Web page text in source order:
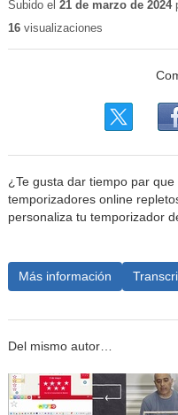
Subido el 21 de marzo de 2024
16visualizaciones
¿Te gusta dar tiempo par
temporizadores online
personaliza tu temporizador
Más información
Del mismo autor…